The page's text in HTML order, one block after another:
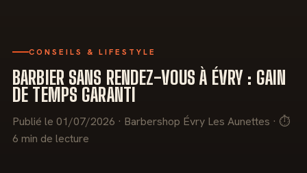
CONSEILS & LIFESTYLE
BARBIER SANS RENDEZ-VOUS À ÉVRY : GAIN
DE TEMPS GARANTI
Publié le 01/07/2026 · Barbershop Évry Les Aunettes · ⏱
6 min de lecture